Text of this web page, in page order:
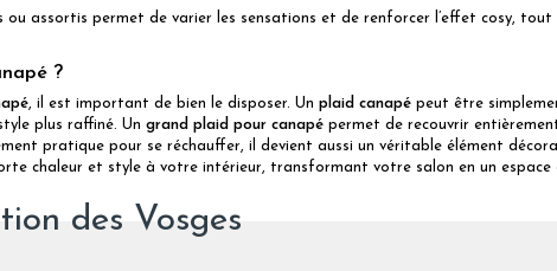
ou assortis permet de varier les sensations et de renforcer l’effet cosy,
?
, il est important de bien le disposer. Un plaid canapé peut être
plus raffiné. Un grand plaid pour canapé permet de recouvrir
pratique pour se réchauffer, il devient aussi un véritable élément
chaleur et style à votre intérieur, transformant votre salon en un espace
des Vosges